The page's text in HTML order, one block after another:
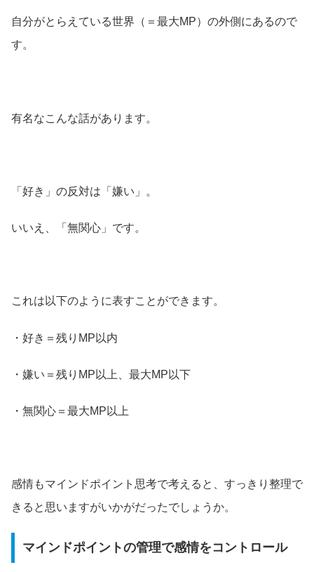
自分がとらえている世界（＝最大MP）の外側にあるので
す。
有名なこんな話があります。
「好き」の反対は「嫌い」。
いいえ、「無関心」です。
これは以下のように表すことができます。
・好き＝残りMP以内
・嫌い＝残りMP以上、最大MP以下
・無関心＝最大MP以上
感情もマインドポイント思考で考えると、すっきり整理で
きると思いますがいかがだったでしょうか。
マインドポイントの管理で感情をコントロール